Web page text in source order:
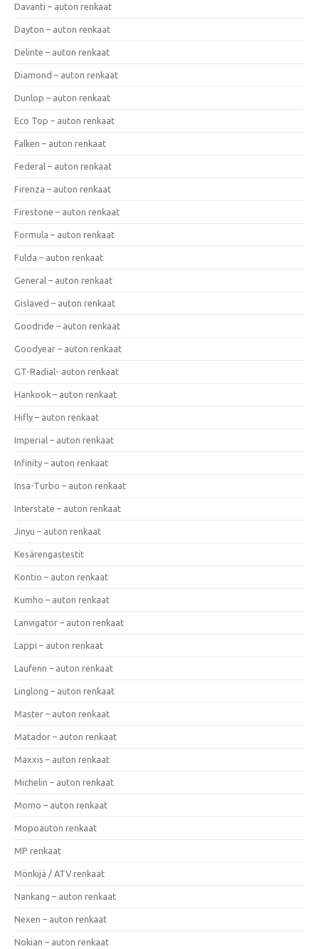
Davanti – auton renkaat
Dayton – auton renkaat
Delinte – auton renkaat
Diamond – auton renkaat
Dunlop – auton renkaat
Eco Top – auton renkaat
Falken – auton renkaat
Federal – auton renkaat
Firenza – auton renkaat
Firestone – auton renkaat
Formula – auton renkaat
Fulda – auton renkaat
General – auton renkaat
Gislaved – auton renkaat
Goodride – auton renkaat
Goodyear – auton renkaat
GT-Radial- auton renkaat
Hankook – auton renkaat
Hifly – auton renkaat
Imperial – auton renkaat
Infinity – auton renkaat
Insa-Turbo – auton renkaat
Interstate – auton renkaat
Jinyu – auton renkaat
Kesärengastestit
Kontio – auton renkaat
Kumho – auton renkaat
Lanvigator – auton renkaat
Lappi – auton renkaat
Laufenn – auton renkaat
Linglong – auton renkaat
Master – auton renkaat
Matador – auton renkaat
Maxxis – auton renkaat
Michelin – auton renkaat
Momo – auton renkaat
Mopoauton renkaat
MP renkaat
Mönkijä / ATV renkaat
Nankang – auton renkaat
Nexen – auton renkaat
Nokian – auton renkaat